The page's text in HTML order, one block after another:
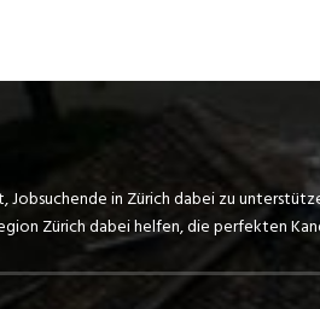
Jobsuchende in Zürich dabei zu
Zürich dabei helfen, die perfekten